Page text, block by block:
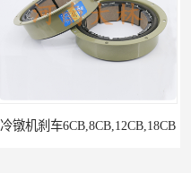
冷镦机刹车6CB,8CB,12CB,18CB